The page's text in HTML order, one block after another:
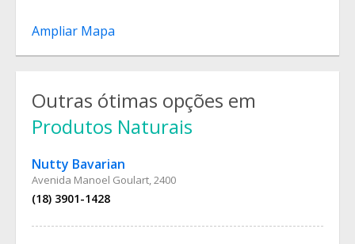
Ampliar Mapa
Outras ótimas opções em
Produtos Naturais
Nutty Bavarian
Avenida Manoel Goulart, 2400
(18) 3901-1428